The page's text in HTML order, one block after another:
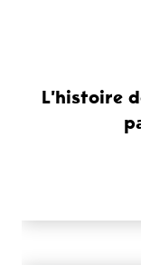
L’histoire